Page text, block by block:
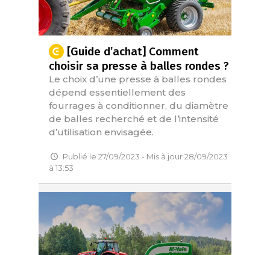
[Guide d’achat] Comment
choisir sa presse à balles rondes ?
Le choix d’une presse à balles rondes
dépend essentiellement des
fourrages à conditionner, du diamètre
de balles recherché et de l’intensité
d’utilisation envisagée.
Publié le 27/09/2023 - Mis à jour 28/09/2023
à 13:53